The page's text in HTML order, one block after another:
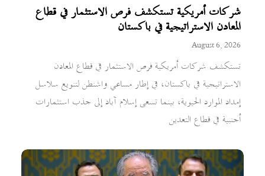
شركات أمريكية تستكشف فرص الاستثمار في قطاع
المعادن الاستراتيجية في باكستان
August 6, 2026
تستكشف شركات أمريكية فرص الاستثمار في قطاع المعادن
الاستراتيجية في باكستان، في إطار مساعي واشنطن لتنويع سلاسل
إمداد الموارد الحيوية، بينما تسعى إسلام آباد إلى جذب استثمارات
أجنبية في قطاع التعدين